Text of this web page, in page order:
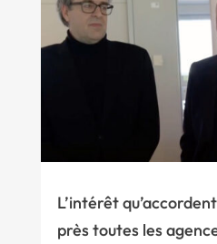
L’intérêt
près toutes les